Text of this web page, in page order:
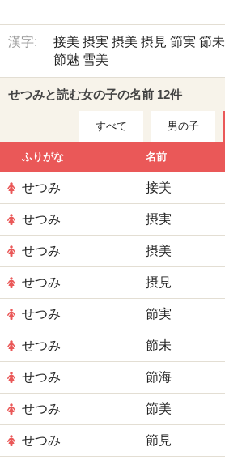
漢字: 接美 摂実 摂美 摂見 節実 節未
節魅 雪美
せつみと読む女の子の名前 12件
すべて 男の子
ふりがな 名前
せつみ 接美
せつみ 摂実
せつみ 摂美
せつみ 摂見
せつみ 節実
せつみ 節未
せつみ 節海
せつみ 節美
せつみ 節見